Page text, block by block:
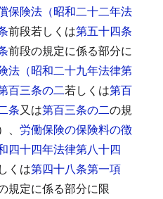
保険法（昭和二十二年法
前段若しくは第五十四条
前段の規定に係る部分に
法（昭和二十九年法律第
百三条の二若しくは第百
条又は第百三条の二の規
労働保険の保険料の徴
四十四年法律第八十四
くは第四十八条第一項
規定に係る部分に限